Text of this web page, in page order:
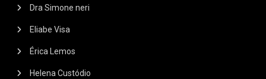
Dra Simone neri
Eliabe Visa
Érica Lemos
Helena Custódio